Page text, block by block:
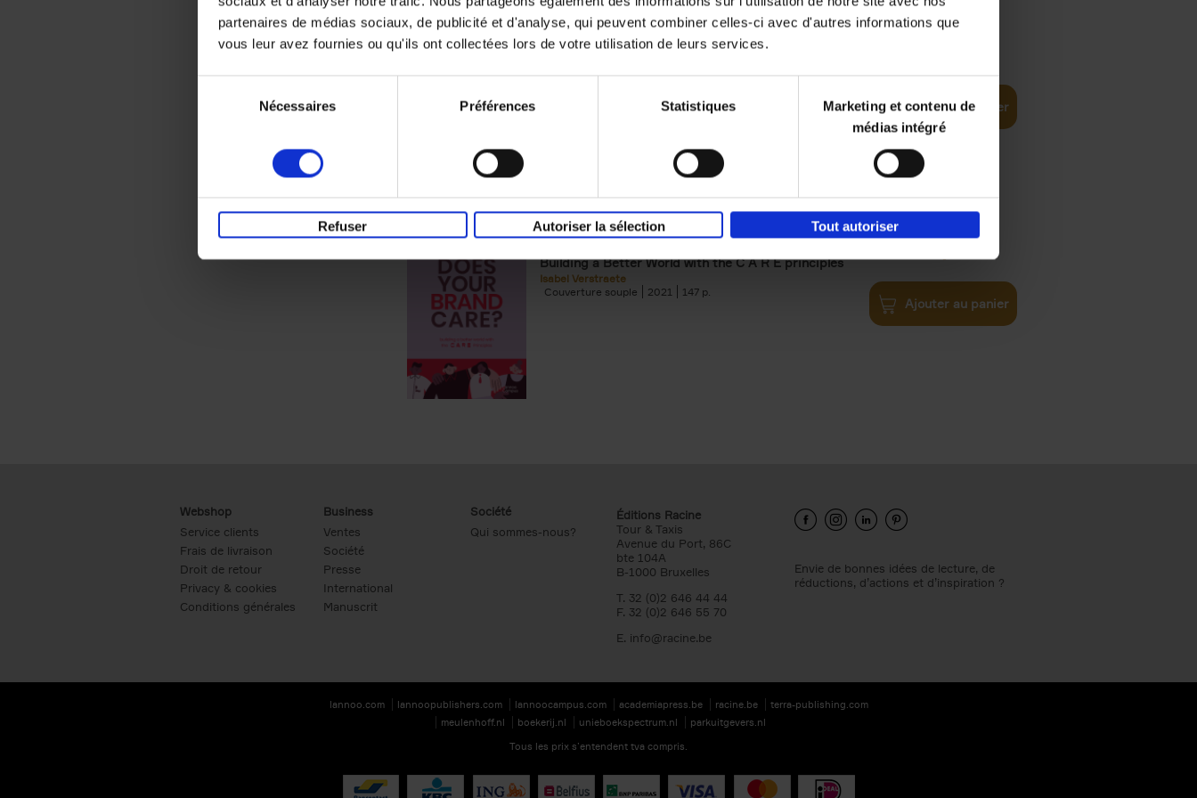
partenaires de médias sociaux, de publicité et d'analyse, qui peuvent combiner celles-ci avec d'autres informations que
vous leur avez fournies ou qu'ils ont collectées lors de votre utilisation de leurs services.
Nécessaires Préférences Statistiques
Marketing et contenu de
médias intégré
Refuser Autoriser la sélection Tout autoriser
Digital marketing like a PRO -
completely revised edition
Ajouter au panier
Does Your Brand Care?
Building a Better World with the C A R E principles
Isabel Verstraete
Couverture souple
2021 147
€34,99
Ajouter au panier
Webshop
Service clients
Frais de livraison
Droit de retour
Privacy & cookies
Conditions générales
Business
Ventes
Société
Presse
International
Manuscrit
Société
Qui sommes-nous?
Éditions Racine
Tour & Taxis
Avenue du Port, 86C
bte 104A
B-1000 Bruxelles
T. 32 (0)2 646 44 44
F. 32 (0)2 646 55 70
E. info@racine.be
Envie de bonnes idées de lecture, de
réductions, d’actions et d’inspiration ?
lannoo.com lannoopublishers.com lannoocampus.com academiapress.be racine.be
terra-publishing.com
meulenhoff.nl
boekerij.nl unieboekspectrum.nl
parkuitgevers.nl
Tous les prix s’entendent tva compris.